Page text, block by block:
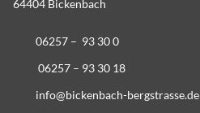
64404 Bickenbach
06257 – 93 30 0
06257 – 93 30 18
info@bickenbach-bergstrasse.de